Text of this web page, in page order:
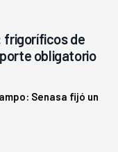
frigoríficos de
obligatorio